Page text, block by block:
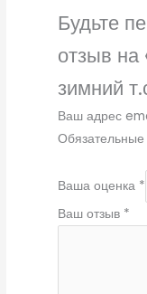
Будьте
отзыв на
зимний
Ваш адрес
Ваша оценка *
Ваш отзыв *